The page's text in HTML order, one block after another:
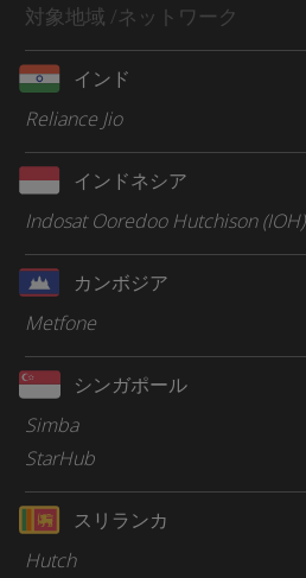
対象地域 /ネットワーク
インド
Reliance Jio
インドネシア
Indosat Ooredoo Hutchison (IOH)
カンボジア
Metfone
シンガポール
Simba
StarHub
スリランカ
Hutch